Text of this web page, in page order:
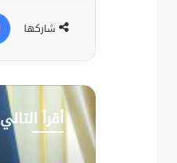
شاركها
أقرأ التالي